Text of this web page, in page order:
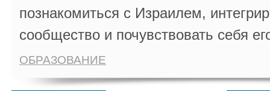
познакомиться с Израилем,
сообщество и почувствовать себя
ОБРАЗОВАНИЕ